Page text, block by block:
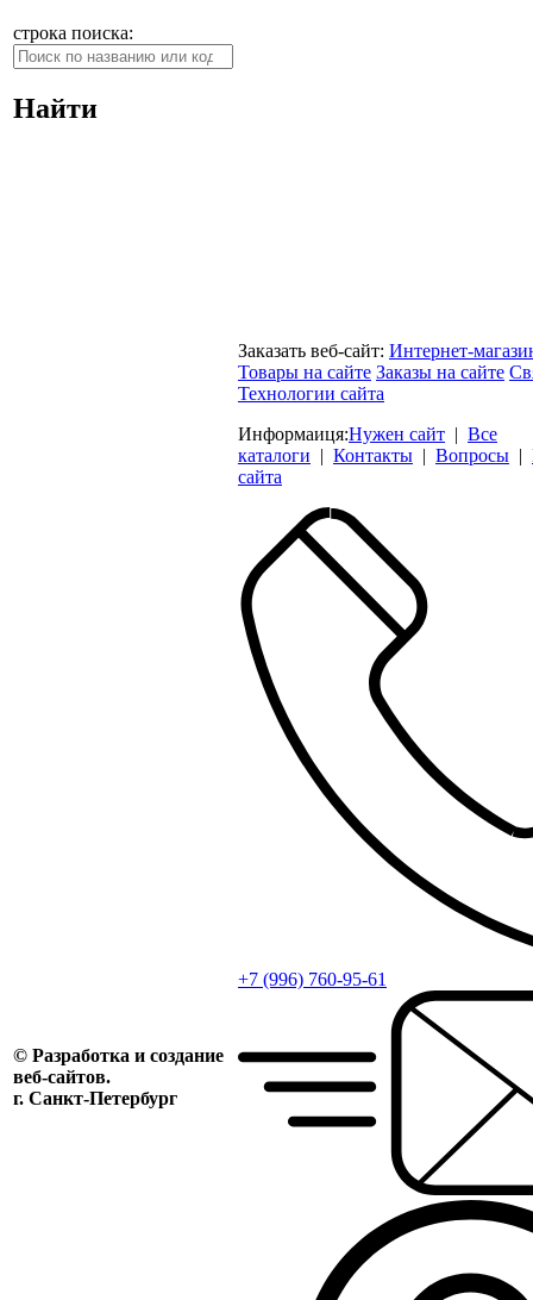
строка поиска:
Найти
© Разработка и создание
веб-сайтов.
г. Санкт-Петербург
Заказать веб-сайт: Интернет-
Товары на сайте Заказы на сайте
Технологии сайта
Информаиця:Нужен сайт | Все
каталоги | Контакты | Вопросы |
сайта
+7 (996) 760-95-61